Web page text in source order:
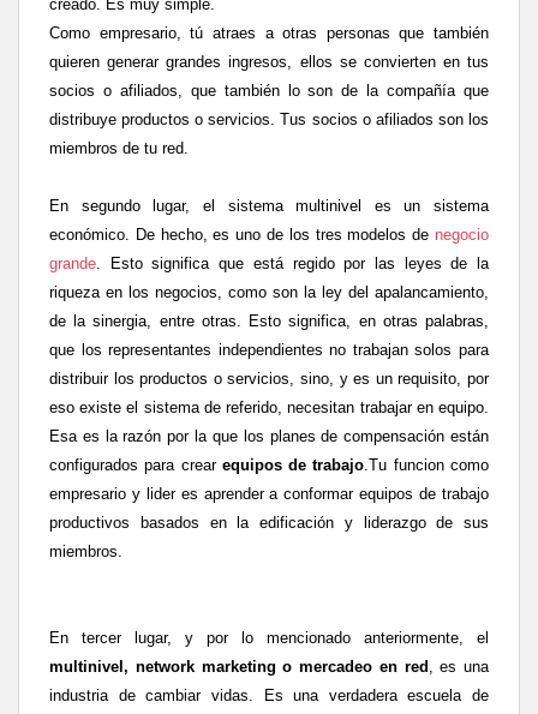
creado. Es muy simple.
Como empresario, tú atraes a otras personas que también
quieren generar grandes ingresos, ellos se convierten en tus
socios o afiliados, que también lo son de la compañía que
distribuye productos o servicios. Tus socios o afiliados son los
miembros de tu red.
En segundo lugar, el sistema multinivel es un sistema
económico. De hecho, es uno de los tres modelos de negocio
grande. Esto significa que está regido por las leyes de la
riqueza en los negocios, como son la ley del apalancamiento,
de la sinergia, entre otras. Esto significa, en otras palabras,
que los representantes independientes no trabajan solos para
distribuir los productos o servicios, sino, y es un requisito, por
eso existe el sistema de referido, necesitan trabajar en equipo.
Esa es la razón por la que los planes de compensación están
configurados para crear equipos de trabajo.Tu funcion como
empresario y lider es aprender a conformar equipos de trabajo
productivos basados en la edificación y liderazgo de sus
miembros.
En tercer lugar, y por lo mencionado anteriormente, el
multinivel, network marketing o mercadeo en red , es una
industria de cambiar vidas. Es una verdadera escuela de